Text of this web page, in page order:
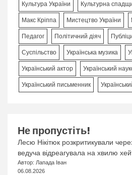
Культура України Культурна
Макс Кріппа Мистецтво України
Педагог Політичний діяч
Суспільство Українська музика
Український актор Український
Український письменник
Не пропустіть!
Лесю Нікітюк розкритикували
ведуча відреагувала на хвилю
Автор: Лапада Іван
06.08.2026